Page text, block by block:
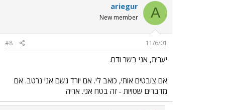
A
ariegur
New member
11/6/01
#8
יערית, אני בשר ודם.
אם צובטים אותי, כואב לי. אם יורד גשם אני נרטב. אם
מדברים שטויות - זה בטח אני. אריה